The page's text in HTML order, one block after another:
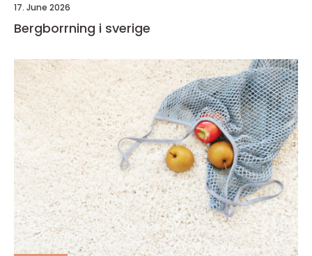
17. June 2026
Bergborrning i sverige